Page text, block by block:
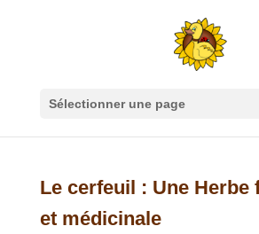
Sélectionner une page
Le cerfeuil : Une Herbe
et médicinale